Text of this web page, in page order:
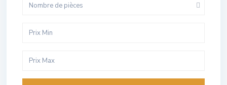
Nombre de pièces